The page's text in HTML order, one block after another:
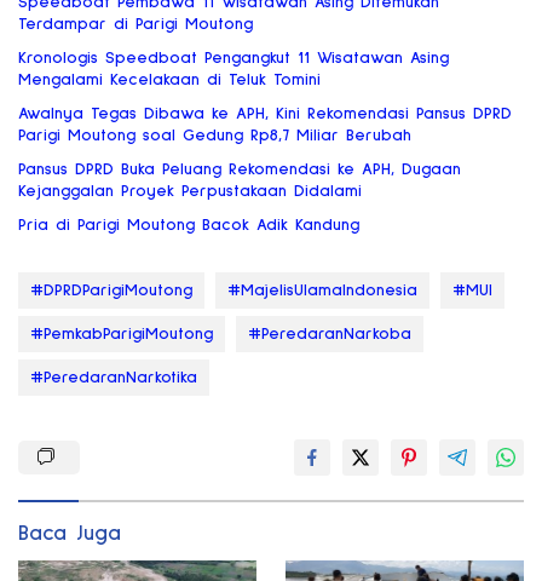
Terdampar di Parigi Moutong
Kronologis Speedboat Pengangkut 11 Wisatawan Asing
Mengalami Kecelakaan di Teluk Tomini
Awalnya Tegas Dibawa ke APH, Kini Rekomendasi Pansus DPRD
Parigi Moutong soal Gedung Rp8,7 Miliar Berubah
Pansus DPRD Buka Peluang Rekomendasi ke APH, Dugaan
Kejanggalan Proyek Perpustakaan Didalami
Pria di Parigi Moutong Bacok Adik Kandung
#DPRDParigiMoutong #MajelisUlamaIndonesia #MUI
#PemkabParigiMoutong #PeredaranNarkoba
#PeredaranNarkotika
Baca Juga